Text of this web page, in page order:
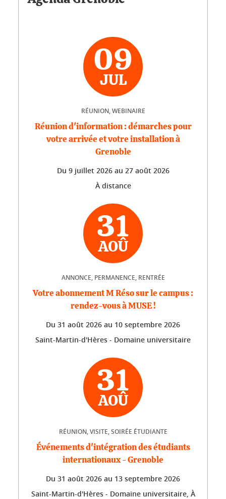
09
JUL
RÉUNION, WEBINAIRE
Réunion d'information : démarches pour
votre arrivée et votre installation à
Grenoble
Du 9 juillet 2026 au 27 août 2026
À distance
31
AOÛ
ANNONCE, PERMANENCE, RENTRÉE
Votre abonnement M Réso sur le campus :
rendez-vous à MUSE !
Du 31 août 2026 au 10 septembre 2026
Saint-Martin-d'Hères - Domaine universitaire
31
AOÛ
RÉUNION, VISITE, SOIRÉE ÉTUDIANTE
Événements d'intégration des étudiants
internationaux - Grenoble
Du 31 août 2026 au 13 septembre 2026
Saint-Martin-d'Hères - Domaine universitaire, À